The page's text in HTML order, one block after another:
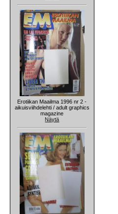
Erotiikan Maailma 1996 nr 2 -
aikuisviihdelehti / adult graphics
magazine
Näytä